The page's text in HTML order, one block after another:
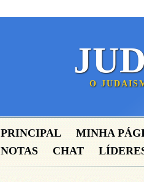
O
PRINCIPAL MINHA
NOTAS
CHAT